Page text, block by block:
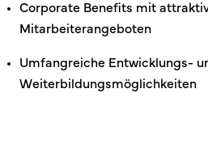
Corporate Benefits mit
Mitarbeiterangeboten
Umfangreiche Entwicklungs-
Weiterbildungsmöglichkeiten